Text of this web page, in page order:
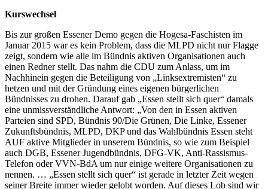
Kurswechsel
Bis zur großen Essener Demo gegen die Hogesa-Faschisten im
Januar 2015 war es kein Problem, dass die MLPD nicht nur Flagge
zeigt, sondern wie alle im Bündnis aktiven Organisationen auch
einen Redner stellt. Das nahm die CDU zum Anlass, um im
Nachhinein gegen die Beteiligung von „Linksextremisten“ zu
hetzen und mit der Gründung eines eigenen bürgerlichen
Bündnisses zu drohen. Darauf gab „Essen stellt sich quer“ damals
eine unmissverständliche Antwort: „Von den in Essen aktiven
Parteien sind SPD, Bündnis 90/Die Grünen, Die Linke, Essener
Zukunftsbündnis, MLPD, DKP und das Wahlbündnis Essen steht
AUF aktive Mitglieder in unserem Bündnis, so wie zum Beispiel
auch DGB, Essener Jugendbündnis, DFG-VK, Anti-Rassismus-
Telefon oder VVN-BdA um nur einige weitere Organisationen zu
nennen. … „Essen stellt sich quer“ ist gerade in letzter Zeit wegen
seiner Breite immer wieder gelobt worden. Auf dieses Lob sind wir